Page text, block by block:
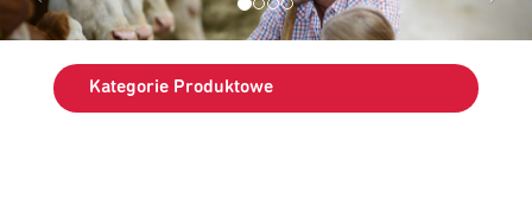
Kategorie Produktowe